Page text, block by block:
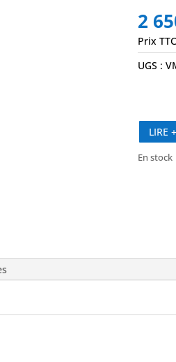
2
Prix
UGS :
LIRE +
En stock